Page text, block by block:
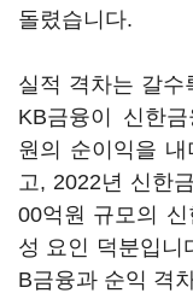
돌렸습니다.
실적 격차는 갈수
KB금융이 신한
원의 순이익을
고, 2022년 신한
00억원 규모의
성 요인 덕분입니
B금융과 순익 격